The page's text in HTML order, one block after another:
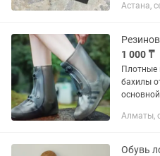
Астана,
1 000 ₸
Плотные
бахилы
взять с
Алматы,
Обувь